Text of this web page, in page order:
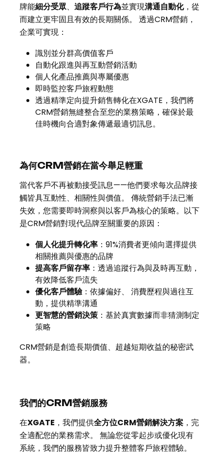
牌能細分受眾、 追蹤客戶行為並實現溝通自動化，從
而建立更牢固且有效的長期關係。 透過CRM營銷，
企業可實現：
識別並分群高價值客戶
自動化跟進與再互動營銷活動
個人化產品推薦與專屬優惠
即時監控客戶旅程動態
透過精準定向提升銷售轉化在XGATE，我們將
CRM營銷無縫整合至您的業務策略，確保於最
佳時機向合適對象傳遞最適切訊息。
為何CRM營銷在當今舉足輕重
當代客戶不再被動接受訊息——他們要求每次品牌接
觸皆具互動性、相關性與價值。 傳統營銷手法已漸
失效，您需要即時洞察與以客戶為核心的策略。以下
是CRM營銷對現代品牌至關重要的原因：
個人化提升轉化率 ：91%消費者更傾向選擇提供
相關推薦與優惠的品牌
提高客戶留存率 ：透過追蹤行為與及時再互動，
有效降低客戶流失
優化客戶體驗：依據偏好、 消費歷程與過往互
動，提供精準溝通
更智慧的營銷決策 ：基於真實數據而非猜測制定
策略
CRM營銷是創造長期價值、超越短期收益的秘密武
器。
我們的CRM營銷服務
在XGATE ，我們提供全方位CRM營銷解決方案 ，完
全適配您的業務需求。 無論您從零起步或優化現有
系統，我們的服務皆致力提升整體客戶旅程體驗。